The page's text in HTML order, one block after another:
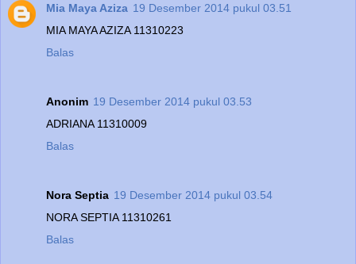
Mia Maya Aziza 19 Desember 2014 pukul 03.51
MIA MAYA AZIZA 11310223
Balas
Anonim 19 Desember 2014 pukul 03.53
ADRIANA 11310009
Balas
Nora Septia 19 Desember 2014 pukul 03.54
NORA SEPTIA 11310261
Balas